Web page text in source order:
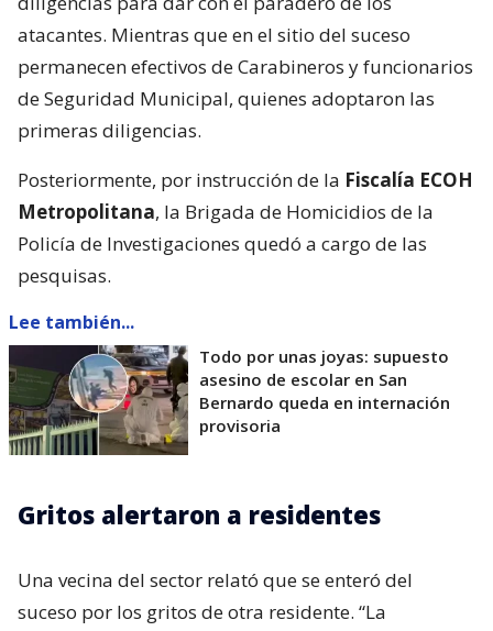
atacantes. Mientras que en el sitio del suceso
permanecen efectivos de Carabineros y funcionarios
de Seguridad Municipal, quienes adoptaron las
primeras diligencias.
Posteriormente, por instrucción de la Fiscalía ECOH
Metropolitana, la Brigada de Homicidios de la
Policía de Investigaciones quedó a cargo de las
pesquisas.
Lee también...
Todo por unas joyas: supuesto
asesino de escolar en San
Bernardo queda en internación
provisoria
Gritos alertaron a residentes
Una vecina del sector relató que se enteró del
suceso por los gritos de otra residente. “La